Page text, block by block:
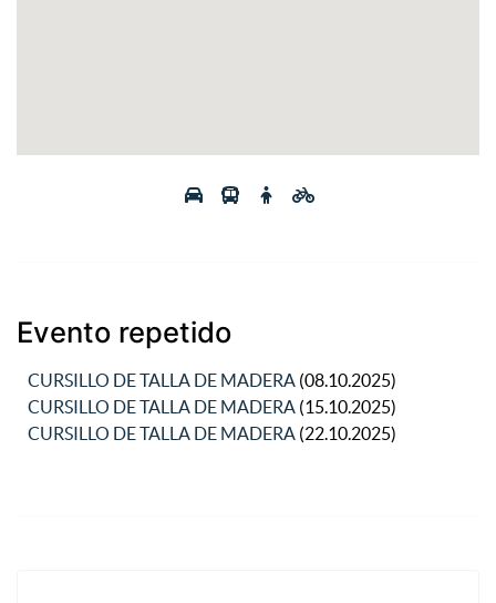
Evento repetido
CURSILLO DE TALLA DE MADERA (08.10.2025)
CURSILLO DE TALLA DE MADERA (15.10.2025)
CURSILLO DE TALLA DE MADERA (22.10.2025)